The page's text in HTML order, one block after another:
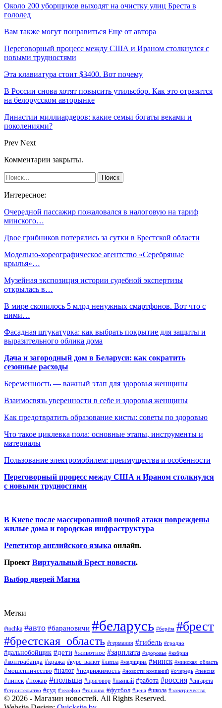
Около 200 уборщиков выходят на очистку улиц Бреста в
гололед
Вам также могут понравиться Еще от автора
Переговорный процесс между США и Ираном столкнулся с
новыми трудностями
Эта клавиатура стоит $3400. Вот почему
В России снова хотят повысить утильсбор. Как это отразится
на белорусском авторынке
Династии миллиардеров: какие семьи богаты веками и
поколениями?
Prev Next
Комментарии закрыты.
Интересное:
Очередной пассажир пожаловался в налоговую на тариф
минского…
Двое грибников потерялись за сутки в Брестской области
Модельно-хореографическое агентство «Серебряные
крылья»…
Музейная экспозиция истории судебной экспертизы
открылась в…
В мире скопилось 5 млрд ненужных смартфонов. Вот что с
ними…
Фасадная штукатурка: как выбрать покрытие для защиты и
выразительного облика дома
Дача и загородный дом в Беларуси: как сократить
сезонные расходы
Беременность — важный этап для здоровья женщины
Взаимосвязь уверенности в себе и здоровья женщины
Как предотвратить образование кисты: советы по здоровью
Что такое циклевка пола: основные этапы, инструменты и
материалы
Пользование электромобилем: преимущества и особенности
Переговорный процесс между США и Ираном столкнулся
с новыми трудностями
В Киеве после массированной ночной атаки повреждены
жилые дома и городская инфраструктура
Репетитор английского языка онлайн.
Проект Виртуальный Брест новости.
Выбор дверей Магна
Метки
#tochka #авто #барановичи #беларусь #берёза #брест
#брестская_область #германия #гибель #гродно
#дальнобойщик #дети #животное #зарплата #здоровье #кобрин
#контрабанда #кража #курс_валют #литва #медицина #минск #минская_область
#мошенничество #налог #недвижимость #новости компаний #очередь #пенсия
#пинск #пожар #польша #приговор #пьяный #работа #россия #сигарета
#строительство #суд #телефон #топливо #футбол #цена #школа #электричество
© 2026 - Магазин новостей. All Rights Reserved.